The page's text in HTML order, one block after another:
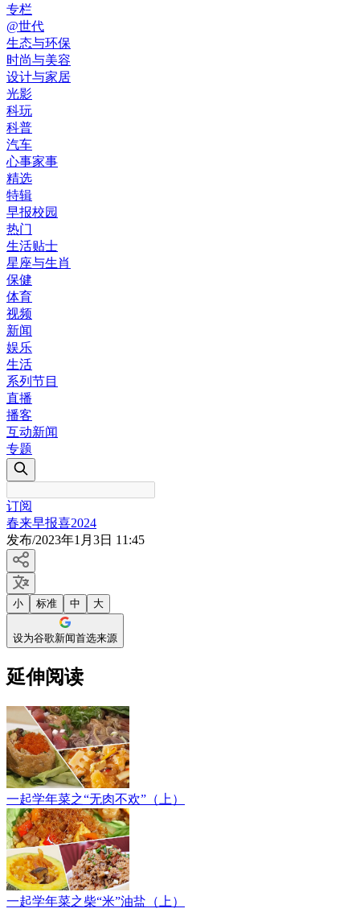
专栏
@世代
生态与环保
时尚与美容
设计与家居
光影
科玩
科普
汽车
心事家事
精选
特辑
早报校园
热门
生活贴士
星座与生肖
保健
体育
视频
新闻
娱乐
生活
系列节目
直播
播客
互动新闻
专题
订阅
春来早报喜2024
发布/2023年1月3日 11:45
小 标准 中 大
设为谷歌新闻首选来源
延伸阅读
一起学年菜之“无肉不欢”（上）
一起学年菜之柴“米”油盐（上）